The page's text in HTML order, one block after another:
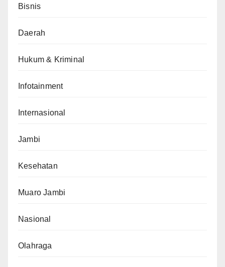
Bisnis
Daerah
Hukum & Kriminal
Infotainment
Internasional
Jambi
Kesehatan
Muaro Jambi
Nasional
Olahraga